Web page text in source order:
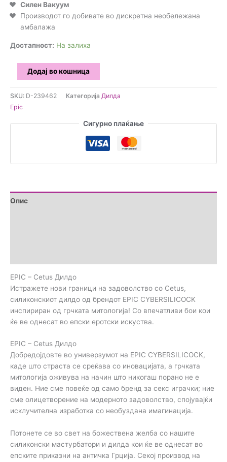
Силен Вакуум
Производот го добивате во дискретна необележана
амбалажа
Достапност: На залиха
количина
Додај во кошница
SKU: D-239462 Категорија Дилда
Epic
Сигурно плаќање
Опис
EPIC – Cetus Дилдо
Истражете нови граници на задоволство со Cetus,
силиконскиот дилдо од брендот EPIC CYBERSILICOCK
инспириран од грчката митологија! Со впечатливи бои кои
ќе ве однесат во епски еротски искуства.
EPIC – Cetus Дилдо
Добредојдовте во универзумот на EPIC CYBERSILICOCK,
каде што страста се среќава со иновацијата, а грчката
митологија оживува на начин што никогаш порано не е
виден. Ние сме повеќе од само бренд за секс играчки; ние
сме олицетворение на модерното задоволство, спојувајќи
исклучителна изработка со необуздана имагинација.
Потонете се во свет на божествена желба со нашите
силиконски мастурбатори и дилда кои ќе ве однесат во
епските приказни на античка Грција. Секој производ на